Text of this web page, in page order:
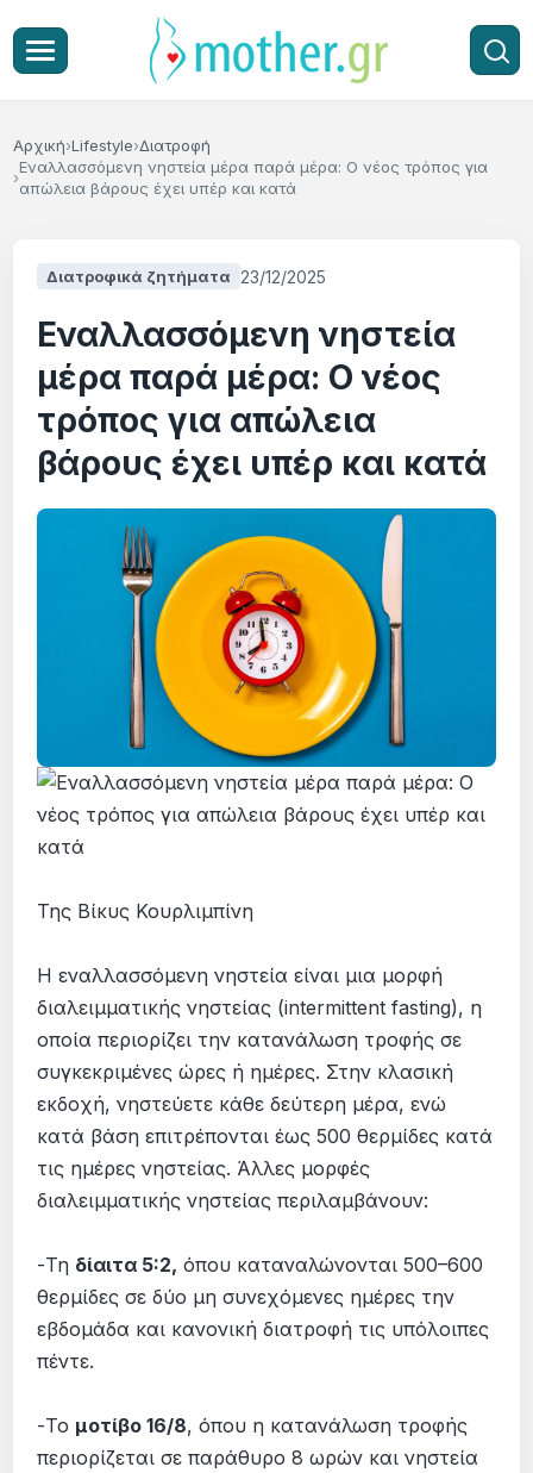
Αρχική Lifestyle Διατροφή
Εναλλασσόμενη νηστεία μέρα παρά μέρα: Ο νέος τρόπος για
απώλεια βάρους έχει υπέρ και κατά
Διατροφικά ζητήματα 23/12/2025
Εναλλασσόμενη νηστεία
μέρα παρά μέρα: Ο νέος
τρόπος για απώλεια
βάρους έχει υπέρ και κατά
Της Βίκυς Κουρλιμπίνη
Η εναλλασσόμενη νηστεία είναι μια μορφή
διαλειμματικής νηστείας (intermittent fasting), η
οποία περιορίζει την κατανάλωση τροφής σε
συγκεκριμένες ώρες ή ημέρες. Στην κλασική
εκδοχή, νηστεύετε κάθε δεύτερη μέρα, ενώ
κατά βάση επιτρέπονται έως 500 θερμίδες κατά
τις ημέρες νηστείας. Άλλες μορφές
διαλειμματικής νηστείας περιλαμβάνουν:
-Τη δίαιτα 5:2, όπου καταναλώνονται 500–600
θερμίδες σε δύο μη συνεχόμενες ημέρες την
εβδομάδα και κανονική διατροφή τις υπόλοιπες
πέντε.
-Το μοτίβο 16/8, όπου η κατανάλωση τροφής
περιορίζεται σε παράθυρο 8 ωρών και νηστεία